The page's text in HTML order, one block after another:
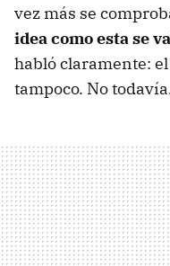
vez más se
idea como esta se
habló claramente:
tampoco. No